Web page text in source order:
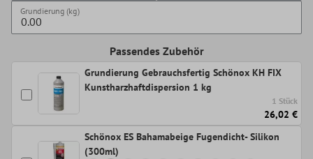
Grundierung (kg)
Passendes Zubehör
Grundierung Gebrauchsfertig Schönox KH FIX
Kunstharzhaftdispersion 1 kg
1 Stück
26,02 €
Schönox ES Bahamabeige Fugendicht- Silikon
(300ml)